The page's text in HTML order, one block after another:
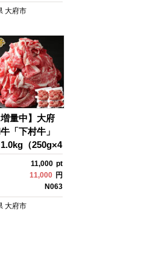
大府市
増量中】大府
「下村牛」
（250g×4
11,000 pt
11,000 円
N063
大府市